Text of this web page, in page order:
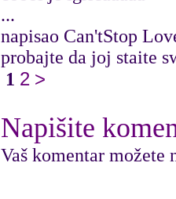
...
napisao Can'tStop
probajte da joj staite
1 2 >
Napišite
Vaš komentar možete